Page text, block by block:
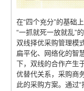
在“四个充分”的基础
“一抓就死一放就乱”
双线择优采购管理模
扁平化、网络化的智
下，双线的合作产生
优替代关系，采购商
此的采购方案。通过